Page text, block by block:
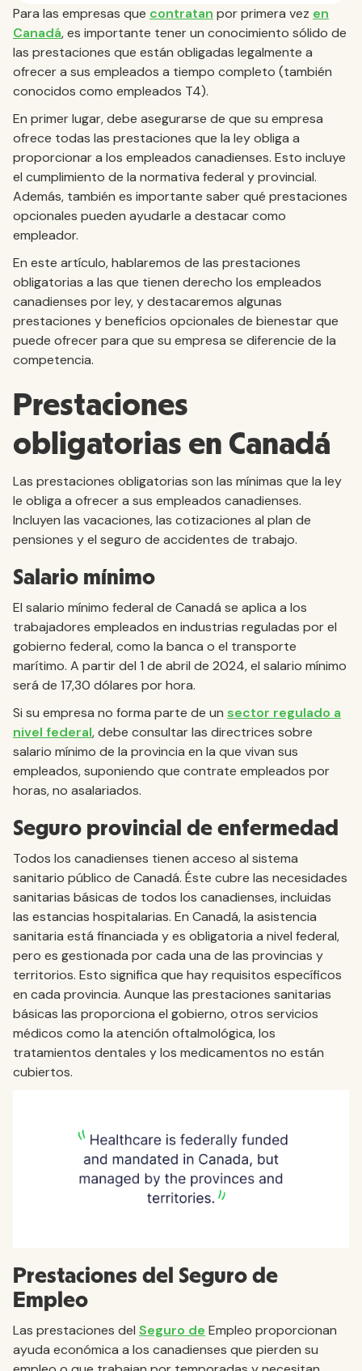
Para las empresas que contratan por primera vez en
Canadá, es importante tener un conocimiento sólido de
las prestaciones que están obligadas legalmente a
ofrecer a sus empleados a tiempo completo (también
conocidos como empleados T4).
En primer lugar, debe asegurarse de que su empresa
ofrece todas las prestaciones que la ley obliga a
proporcionar a los empleados canadienses. Esto incluye
el cumplimiento de la normativa federal y provincial.
Además, también es importante saber qué prestaciones
opcionales pueden ayudarle a destacar como
empleador.
En este artículo, hablaremos de las prestaciones
obligatorias a las que tienen derecho los empleados
canadienses por ley, y destacaremos algunas
prestaciones y beneficios opcionales de bienestar que
puede ofrecer para que su empresa se diferencie de la
competencia.
Prestaciones
obligatorias en Canadá
Las prestaciones obligatorias son las mínimas que la ley
le obliga a ofrecer a sus empleados canadienses.
Incluyen las vacaciones, las cotizaciones al plan de
pensiones y el seguro de accidentes de trabajo.
Salario mínimo
El salario mínimo federal de Canadá se aplica a los
trabajadores empleados en industrias reguladas por el
gobierno federal, como la banca o el transporte
marítimo. A partir del 1 de abril de 2024, el salario mínimo
será de 17,30 dólares por hora.
Si su empresa no forma parte de un sector regulado a
nivel federal, debe consultar las directrices sobre
salario mínimo de la provincia en la que vivan sus
empleados, suponiendo que contrate empleados por
horas, no asalariados.
Seguro provincial de enfermedad
Todos los canadienses tienen acceso al sistema
sanitario público de Canadá. Éste cubre las necesidades
sanitarias básicas de todos los canadienses, incluidas
las estancias hospitalarias. En Canadá, la asistencia
sanitaria está financiada y es obligatoria a nivel federal,
pero es gestionada por cada una de las provincias y
territorios. Esto significa que hay requisitos específicos
en cada provincia. Aunque las prestaciones sanitarias
básicas las proporciona el gobierno, otros servicios
médicos como la atención oftalmológica, los
tratamientos dentales y los medicamentos no están
cubiertos.
Prestaciones del Seguro de
Empleo
Las prestaciones del Seguro de Empleo proporcionan
ayuda económica a los canadienses que pierden su